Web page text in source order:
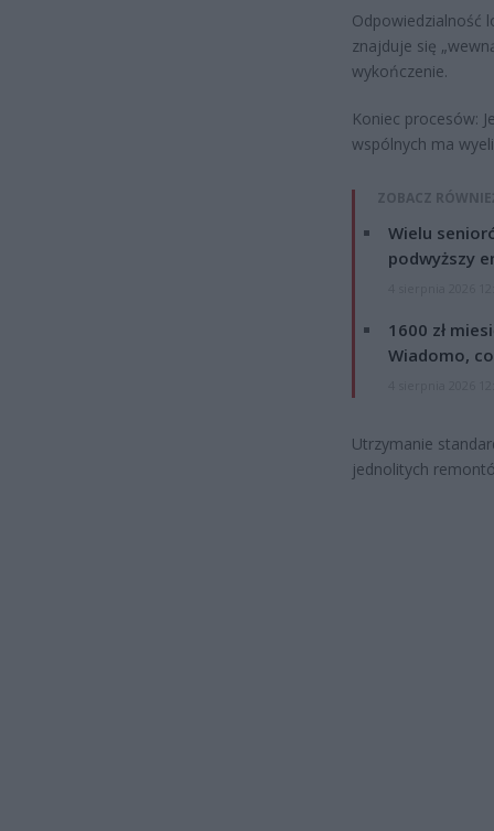
Odpowiedzialność
znajduje się
wykończenie.
Koniec procesów:
wspólnych ma
ZOBACZ
Wielu
podwyższy
1600 zł
Wiadomo,
Utrzymanie
jednolitych